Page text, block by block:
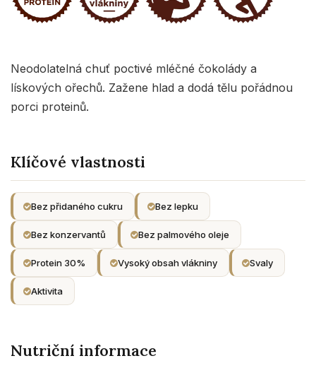
Neodolatelná chuť poctivé mléčné čokolády a
lískových ořechů. Zažene hlad a dodá tělu pořádnou
porci proteinů.
Klíčové vlastnosti
Bez přidaného cukru Bez lepku
Bez konzervantů Bez palmového oleje
Protein 30% Vysoký obsah vlákniny Svaly
Aktivita
Nutriční informace